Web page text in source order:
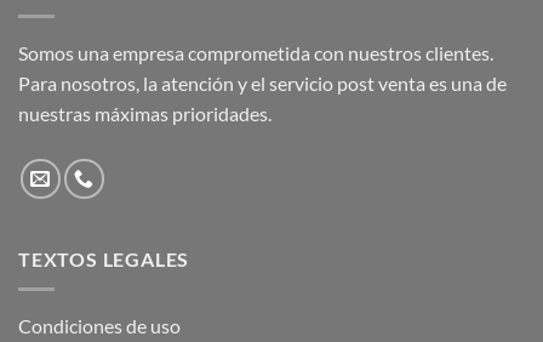
Somos una empresa comprometida con nuestros clientes.
Para nosotros, la atención y el servicio post venta es una de
nuestras máximas prioridades.
TEXTOS LEGALES
Condiciones de uso